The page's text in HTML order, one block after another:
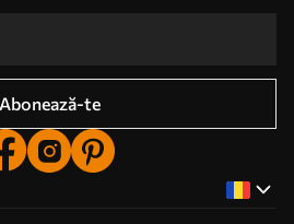
Abonează-te